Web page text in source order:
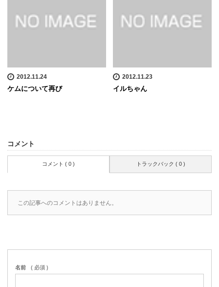
2012.11.24
ケムについて再び
2012.11.23
イルちゃん
コメント
コメント ( 0 ) トラックバック ( 0 )
この記事へのコメントはありません。
名前 ( 必須 )